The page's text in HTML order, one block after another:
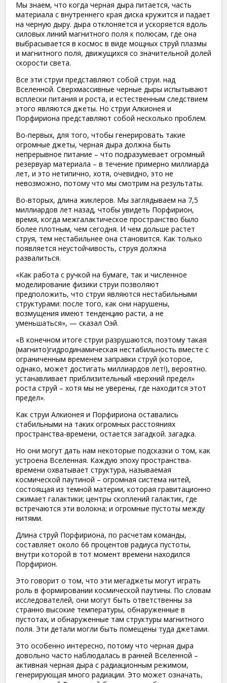
Мы знаем, что когда черная дыра питается, часть
материала с внутреннего края диска кружится и падает
на черную дыру. дыра отклоняется и ускоряется вдоль
силовых линий магнитного поля к полюсам, где она
выбрасывается в космос в виде мощных струй плазмы
и магнитного поля, движущихся со значительной долей
скорости света.
Все эти струи представляют собой струи. над
Вселенной. Сверхмассивные черные дыры испытывают
всплески питания и роста, и естественным следствием
этого являются джеты. Но струи Алкионея и
Порфириона представляют собой несколько проблем.
Во-первых, для того, чтобы генерировать такие
огромные джеты, черная дыра должна быть
непрерывное питание – что подразумевает огромный
резервуар материала – в течение примерно миллиарда
лет, и это нетипично, хотя, очевидно, это не
невозможно, потому что мы смотрим на результаты.
Во-вторых, длина жиклеров. Мы заглядываем на 7,5
миллиардов лет назад, чтобы увидеть Порфирион,
время, когда межгалактическое пространство было
более плотным, чем сегодня. И чем дольше растет
струя, тем нестабильнее она становится. Как только
появляется неустойчивость, струя должна
развалиться.
«Как работа с ручкой на бумаге, так и численное
моделирование физики струи позволяют
предположить, что струи являются нестабильными
структурами: после того, как они нарушены,
возмущения имеют тенденцию расти, а не
уменьшаться», — сказал Оэй.
«В конечном итоге струи разрушаются, поэтому такая
(магнито)гидродинамическая нестабильность вместе с
ограниченным временем заправки струй (которое,
однако, может достигать миллиардов лет!), вероятно.
устанавливает приблизительный «верхний предел»
роста струй – хотя мы не уверены, где находится этот
предел».
Как струи Алкионея и Порфириона оставались
стабильными на таких огромных расстояниях
пространства-времени, остается загадкой. загадка.
Но они могут дать нам некоторые подсказки о том, как
устроена Вселенная. Каждую эпоху пространства-
времени охватывает структура, называемая
космической паутиной – огромная система нитей,
состоящая из темной материи, которая гравитационно
сжимает галактики; центры скоплений галактик, где
встречаются эти волокна; и огромные пустоты между
нитями.
Длина струй Порфириона, по расчетам команды,
составляет около 66 процентов радиуса пустоты,
внутри которой в тот момент времени находился
Порфирион.
Это говорит о том, что эти мегаджеты могут играть
роль в формировании космической паутины. По словам
исследователей, они могут быть ответственны за
странно высокие температуры, обнаруженные в
пустотах, и обнаруженные там структуры магнитного
поля. Эти детали могли быть помещены туда джетами.
Это особенно интересно, потому что черная дыра
довольно часто наблюдалась в ранней Вселенной –
активная черная дыра с радиационным режимом,
генерирующая много радиации. Это может означать,